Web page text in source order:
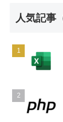
人気記事